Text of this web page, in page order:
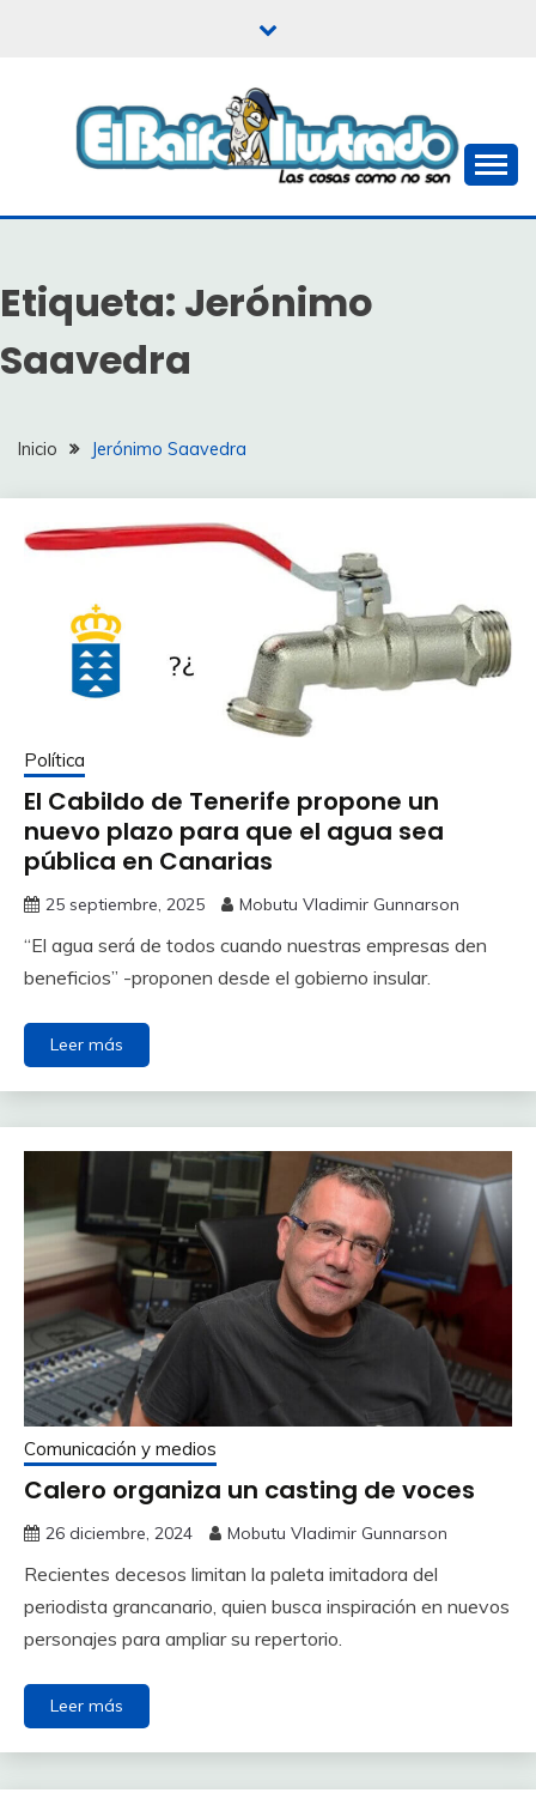
EL BAIFO ILUSTRADO
Etiqueta: Jerónimo
Saavedra
Inicio Jerónimo Saavedra
Política
El Cabildo de Tenerife propone un
nuevo plazo para que el agua sea
pública en Canarias
25 septiembre, 2025 Mobutu Vladimir Gunnarson
“El agua será de todos cuando nuestras empresas den
beneficios” -proponen desde el gobierno insular.
Leer más
Comunicación y medios
Calero organiza un casting de voces
26 diciembre, 2024 Mobutu Vladimir Gunnarson
Recientes decesos limitan la paleta imitadora del
periodista grancanario, quien busca inspiración en nuevos
personajes para ampliar su repertorio.
Leer más